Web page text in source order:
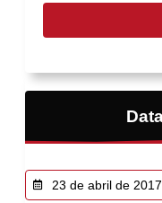
23 de abril de 2017